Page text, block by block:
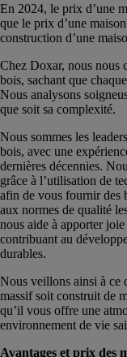
En 2024, le prix d’une
que le prix d’une
construction d’une
Chez Doxar, nous nous
bois, sachant que
Nous analysons
que soit sa complexité.
Nous sommes les
bois, avec une
dernières décennies.
grâce à l’utilisation de
afin de vous fournir des
aux normes de qualité
nous aide à apporter
contribuant au
durables.
Nous veillons ainsi à ce
massif soit construit de
qu’il vous offre une
environnement de vie
Avantages et prix des